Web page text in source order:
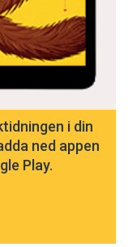
i din
ned appen
Play.